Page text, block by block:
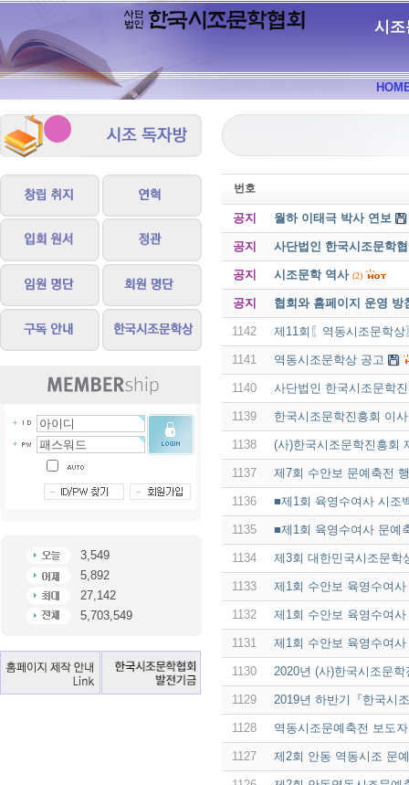
시조
3,549
5,892
27,142
5,703,549
번호
공지 월하 이태극 박사 연보
공지 사단법인 한국시조문학
공지 시조문학 역사 (2)
공지 협회와 홈페이지 운영 방
1142 제11회〖역동시조문학상
1141 역동시조문학상 공고
1140 사단법인 한국시조문학
1139 한국시조문학진흥회 이
1138 (사)한국시조문학진흥회
1137 제7회 수안보 문예축전
1136 ■제1회 육영수여사 시조
1135 ■제1회 육영수여사 문예
1134 제3회 대한민국시조문
1133 제1회 수안보 육영수여
1132 제1회 수안보 육영수여
1131 제1회 수안보 육영수여
1130 2020년 (사)한국시조문
1129 2019년 하반기『한국시
1128 역동시조문예축전 보도
1127 제2회 안동 역동시조 문